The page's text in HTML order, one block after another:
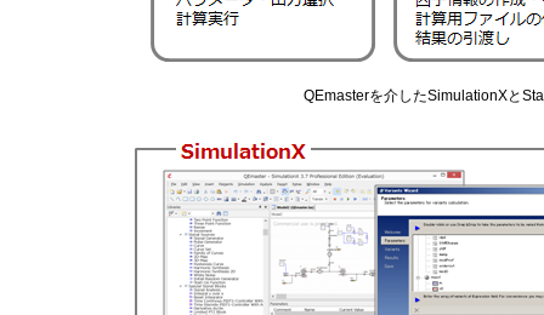
QEmasterを介したSimulationXと